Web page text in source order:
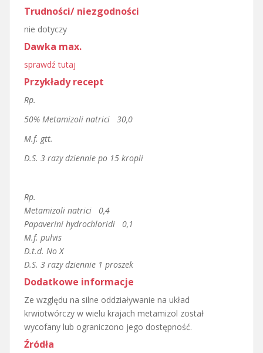
Trudności/ niezgodności
nie dotyczy
Dawka max.
sprawdź tutaj
Przykłady recept
Rp.
50% Metamizoli natrici 30,0
M.f. gtt.
D.S. 3 razy dziennie po 15 kropli
Rp.
Metamizoli natrici 0,4
Papaverini hydrochloridi 0,1
M.f. pulvis
D.t.d. No X
D.S. 3 razy dziennie 1 proszek
Dodatkowe informacje
Ze względu na silne oddziaływanie na układ
krwiotwórczy w wielu krajach metamizol został
wycofany lub ograniczono jego dostępność.
Źródła